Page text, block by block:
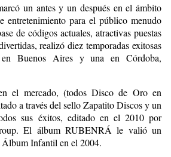
un antes y un después en el ámbito
entretenimiento para el público menudo
de códigos actuales, atractivas puestas
realizó diez temporadas exitosas
Buenos Aires y una en Córdoba,
el mercado, (todos Disco de Oro en
a través del sello Zapatito Discos y un
sus éxitos, editado en el 2010 por
El álbum RUBENRÁ le valió un
Infantil en el 2004.